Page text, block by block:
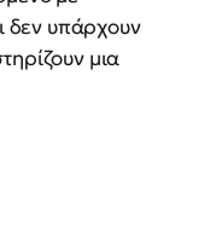
δεν υπάρχουν
μια